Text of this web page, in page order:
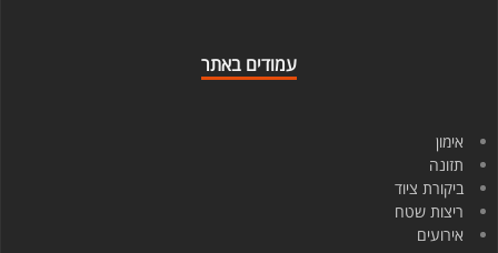
עמודים באתר
אימון
תזונה
ביקורת ציוד
ריצות שטח
אירועים